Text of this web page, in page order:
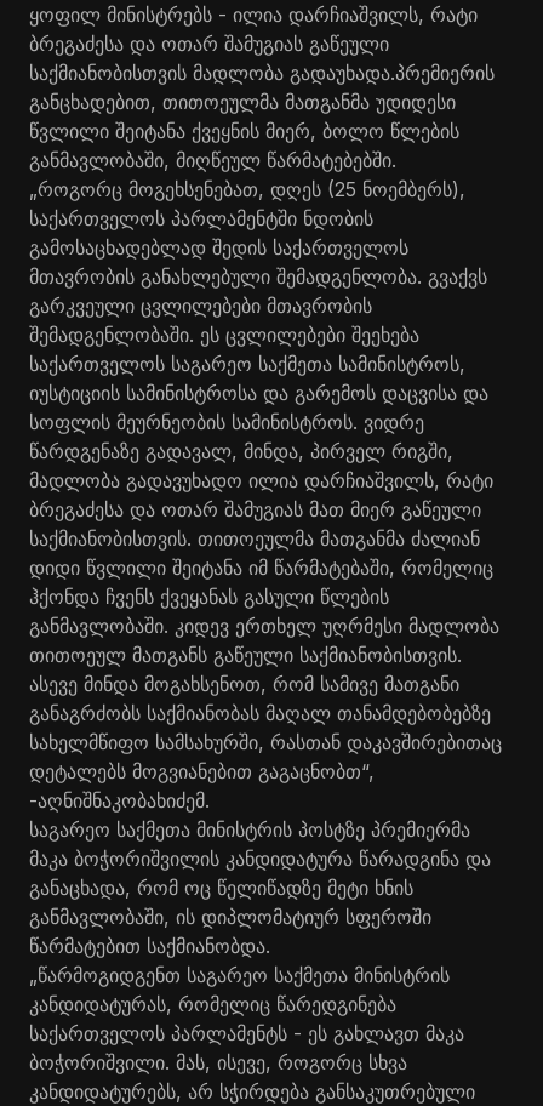
ყოფილ მინისტრებს - ილია დარჩიაშვილს, რატი
ბრეგაძესა და ოთარ შამუგიას გაწეული
საქმიანობისთვის მადლობა გადაუხადა.პრემიერის
განცხადებით, თითოეულმა მათგანმა უდიდესი
წვლილი შეიტანა ქვეყნის მიერ, ბოლო წლების
განმავლობაში, მიღწეულ წარმატებებში.
„როგორც მოგეხსენებათ, დღეს (25 ნოემბერს),
საქართველოს პარლამენტში ნდობის
გამოსაცხადებლად შედის საქართველოს
მთავრობის განახლებული შემადგენლობა. გვაქვს
გარკვეული ცვლილებები მთავრობის
შემადგენლობაში. ეს ცვლილებები შეეხება
საქართველოს საგარეო საქმეთა სამინისტროს,
იუსტიციის სამინისტროსა და გარემოს დაცვისა და
სოფლის მეურნეობის სამინისტროს. ვიდრე
წარდგენაზე გადავალ, მინდა, პირველ რიგში,
მადლობა გადავუხადო ილია დარჩიაშვილს, რატი
ბრეგაძესა და ოთარ შამუგიას მათ მიერ გაწეული
საქმიანობისთვის. თითოეულმა მათგანმა ძალიან
დიდი წვლილი შეიტანა იმ წარმატებაში, რომელიც
ჰქონდა ჩვენს ქვეყანას გასული წლების
განმავლობაში. კიდევ ერთხელ უღრმესი მადლობა
თითოეულ მათგანს გაწეული საქმიანობისთვის.
ასევე მინდა მოგახსენოთ, რომ სამივე მათგანი
განაგრძობს საქმიანობას მაღალ თანამდებობებზე
სახელმწიფო სამსახურში, რასთან დაკავშირებითაც
დეტალებს მოგვიანებით გაგაცნობთ“,
-აღნიშნაკობახიძემ.
საგარეო საქმეთა მინისტრის პოსტზე პრემიერმა
მაკა ბოჭორიშვილის კანდიდატურა წარადგინა და
განაცხადა, რომ ოც წელიწადზე მეტი ხნის
განმავლობაში, ის დიპლომატიურ სფეროში
წარმატებით საქმიანობდა.
„წარმოგიდგენთ საგარეო საქმეთა მინისტრის
კანდიდატურას, რომელიც წარედგინება
საქართველოს პარლამენტს - ეს გახლავთ მაკა
ბოჭორიშვილი. მას, ისევე, როგორც სხვა
კანდიდატურებს, არ სჭირდება განსაკუთრებული